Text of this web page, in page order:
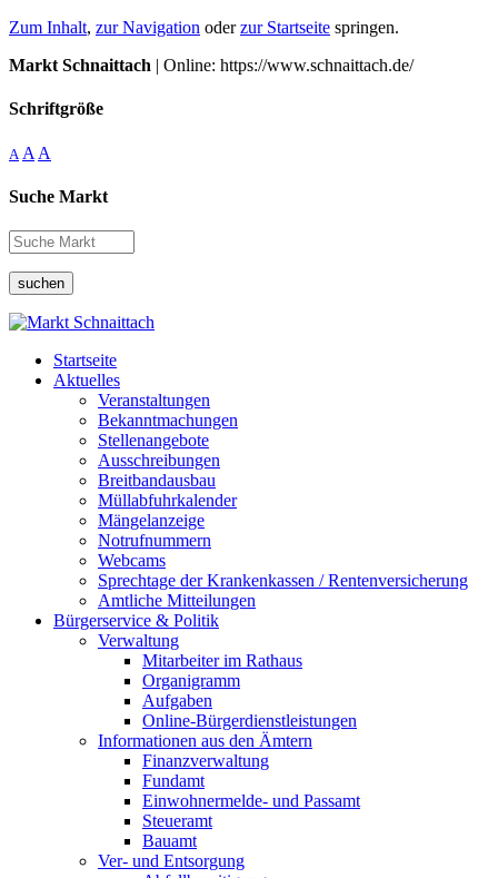
Zum Inhalt, zur Navigation oderzur Startseite springen.
Markt Schnaittach | Online: https://www.schnaittach.de/
Schriftgröße
A A A
Suche Markt
suchen
Startseite
Aktuelles
Veranstaltungen
Bekanntmachungen
Stellenangebote
Ausschreibungen
Breitbandausbau
Müllabfuhrkalender
Mängelanzeige
Notrufnummern
Webcams
Sprechtage der Krankenkassen / Rentenversicherung
Amtliche Mitteilungen
Bürgerservice & Politik
Verwaltung
Mitarbeiter im Rathaus
Organigramm
Aufgaben
Online-Bürgerdienstleistungen
Informationen aus den Ämtern
Finanzverwaltung
Fundamt
Einwohnermelde- und Passamt
Steueramt
Bauamt
Ver- und Entsorgung